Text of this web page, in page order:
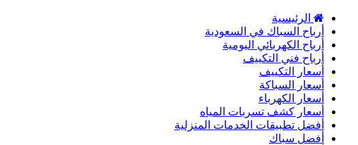
الرئيسية
أرباح السباك في السعودية
أرباح الكهربائي اليومية
أرباح فني التكييف
أسعار التكييف
أسعار السباكة
أسعار الكهرباء
أسعار كشف تسربات المياه
أفضل تطبيقات الخدمات المنزلية
أفضل سباك